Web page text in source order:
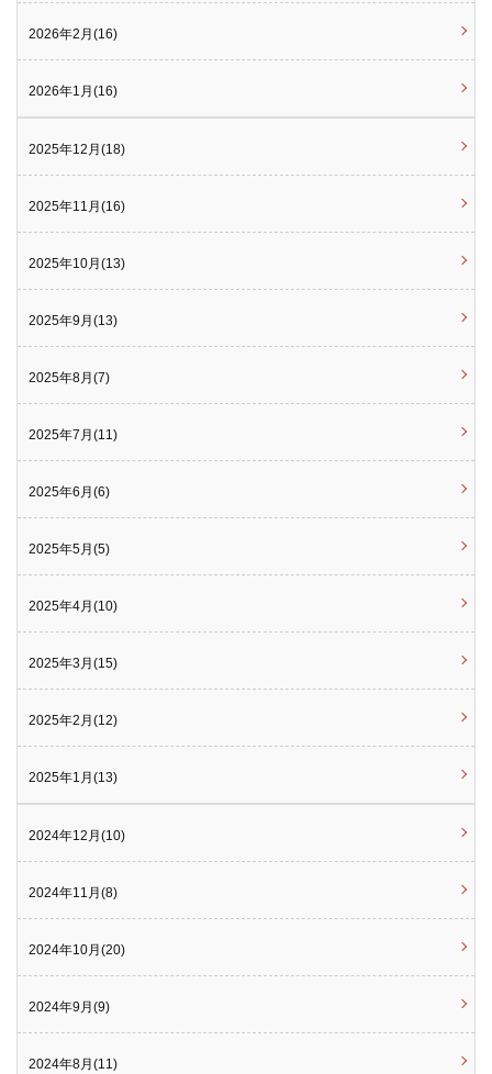
2026年2月(16)
2026年1月(16)
2025年12月(18)
2025年11月(16)
2025年10月(13)
2025年9月(13)
2025年8月(7)
2025年7月(11)
2025年6月(6)
2025年5月(5)
2025年4月(10)
2025年3月(15)
2025年2月(12)
2025年1月(13)
2024年12月(10)
2024年11月(8)
2024年10月(20)
2024年9月(9)
2024年8月(11)